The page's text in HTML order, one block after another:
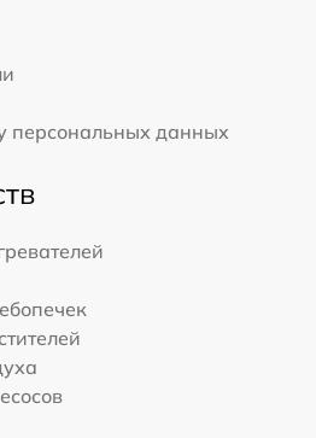
персональных данных